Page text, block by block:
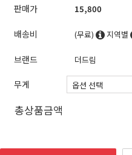
판매가 15,800
배송비 (무료) 지역별
브랜드 더드림
무게
총상품금액